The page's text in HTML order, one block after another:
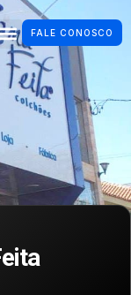
FALE CONOSCO